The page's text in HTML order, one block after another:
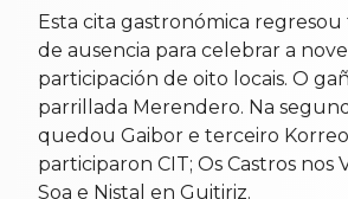
Esta cita gastronómica regresou
de ausencia para celebrar a
participación de oito locais. O
parrillada Merendero. Na
quedou Gaibor e terceiro
participaron CIT; Os Castros nos
Soa e Nistal en Guitiriz.